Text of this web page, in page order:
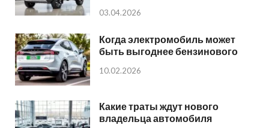
03.04.2026
Когда электромобиль может
быть выгоднее бензинового
10.02.2026
Какие траты ждут нового
владельца автомобиля